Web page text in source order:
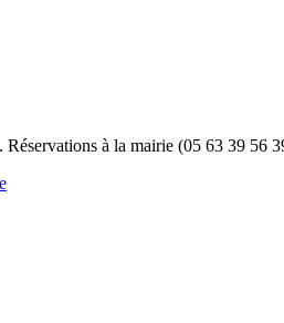
à la mairie (05 63 39 56